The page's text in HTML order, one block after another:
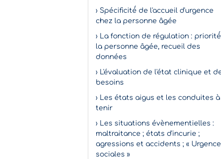
› Spécificité́ de l'accueil d'urgence
chez la personne âgée
› La fonction de régulation :
la personne âgée, recueil des
données
› L'évaluation de l'état clinique et
besoins
› Les états aigus et les conduites à
tenir
› Les situations évènementielles :
maltraitance ; états d'incurie ;
agressions et accidents ; «
sociales »